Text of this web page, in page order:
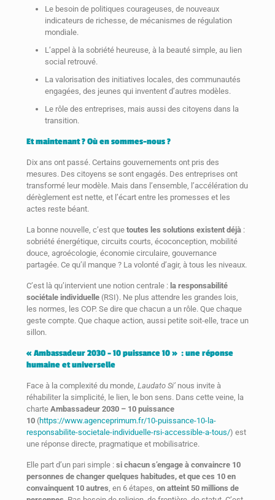
Le besoin de politiques courageuses, de nouveaux
indicateurs de richesse, de mécanismes de régulation
mondiale.
L’appel à la sobriété heureuse, à la beauté simple, au lien
social retrouvé.
La valorisation des initiatives locales, des communautés
engagées, des jeunes qui inventent d’autres modèles.
Le rôle des entreprises, mais aussi des citoyens dans la
transition.
Et maintenant ? Où en sommes-nous ?
Dix ans ont passé. Certains gouvernements ont pris des
mesures. Des citoyens se sont engagés. Des entreprises ont
transformé leur modèle. Mais dans l’ensemble, l’accélération du
dérèglement est nette, et l’écart entre les promesses et les
actes reste béant.
La bonne nouvelle, c’est que toutes les solutions existent déjà :
sobriété énergétique, circuits courts, écoconception, mobilité
douce, agroécologie, économie circulaire, gouvernance
partagée. Ce qu’il manque ? La volonté d’agir, à tous les niveaux.
C’est là qu’intervient une notion centrale : la responsabilité
sociétale individuelle (RSI). Ne plus attendre les grandes lois,
les normes, les COP. Se dire que chacun a un rôle. Que chaque
geste compte. Que chaque action, aussi petite soit-elle, trace un
sillon.
« Ambassadeur 2030 – 10 puissance 10 » : une réponse
humaine et universelle
Face à la complexité du monde, Laudato Si’ nous invite à
réhabiliter la simplicité, le lien, le bon sens. Dans cette veine, la
charte Ambassadeur 2030 – 10 puissance
10 (https://www.agenceprimum.fr/10-puissance-10-la-
responsabilite-societale-individuelle-rsi-accessible-a-tous/) est
une réponse directe, pragmatique et mobilisatrice.
Elle part d’un pari simple : si chacun s’engage à convaincre 10
personnes de changer quelques habitudes, et que ces 10 en
convainquent 10 autres, en 6 étapes, on atteint 50 millions de